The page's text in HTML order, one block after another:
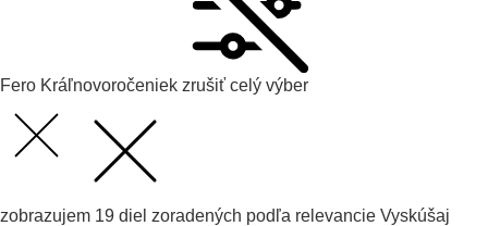
Fero Kráľnovoročeniek zrušiť celý výber
zobrazujem 19 diel zoradených podľa relevancie Vyskúšaj